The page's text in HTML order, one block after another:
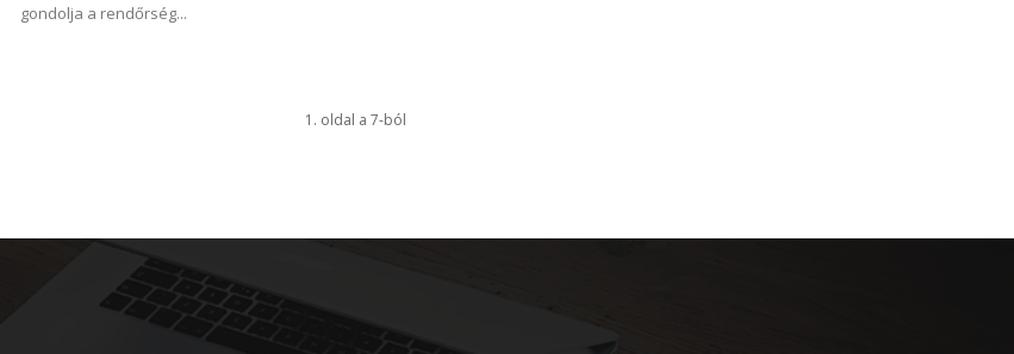
gondolja a rendőrség...
1. oldal a 7-ból